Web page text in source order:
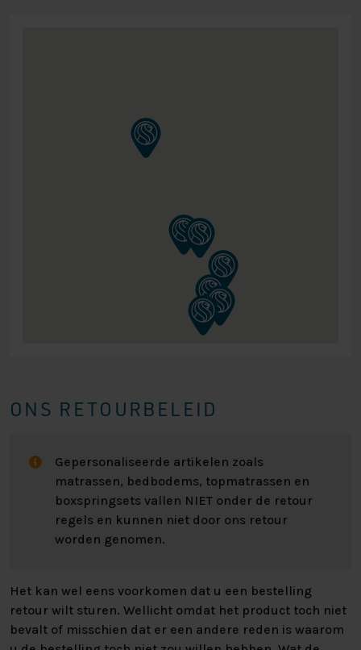
ONS RETOURBELEID
Gepersonaliseerde artikelen zoals
matrassen, bedbodems, topmatrassen en
boxspringsets vallen NIET onder de retour
regels en kunnen niet door ons retour
worden genomen.
Het kan wel eens voorkomen dat u een bestelling
retour wilt sturen. Wellicht omdat het product toch niet
bevalt of misschien dat er een andere reden is waarom